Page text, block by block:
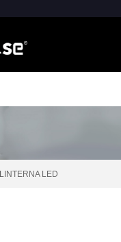
LINTERNA LED